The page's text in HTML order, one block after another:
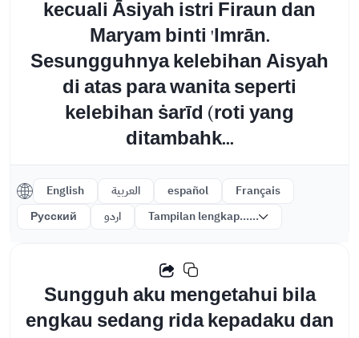
kecuali Āsiyah istri Firaun dan
Maryam binti 'Imrān.
Sesungguhnya kelebihan Aisyah
di atas para wanita seperti
kelebihan ṡarīd (roti yang
ditambahk...
English العربية español
Français
Русский
اردو Tampilan lengkap......
Sungguh aku mengetahui bila
engkau sedang rida kepadaku dan